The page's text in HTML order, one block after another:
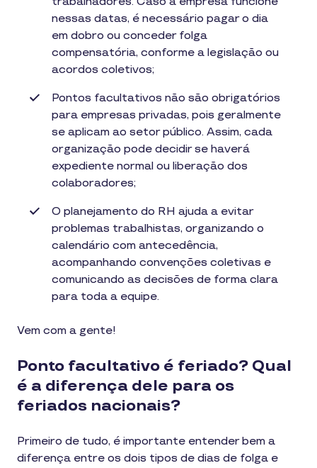
nessas datas, é necessário pagar o dia
em dobro ou conceder folga
compensatória, conforme a legislação ou
acordos coletivos;
Pontos facultativos não são obrigatórios
para empresas privadas, pois geralmente
se aplicam ao setor público. Assim, cada
organização pode decidir se haverá
expediente normal ou liberação dos
colaboradores;
O planejamento do RH ajuda a evitar
problemas trabalhistas, organizando o
calendário com antecedência,
acompanhando convenções coletivas e
comunicando as decisões de forma clara
para toda a equipe.
Vem com a gente!
Ponto facultativo é feriado? Qual
é a diferença dele para os
feriados nacionais?
Primeiro de tudo, é importante entender bem a
diferença entre os dois tipos de dias de folga e